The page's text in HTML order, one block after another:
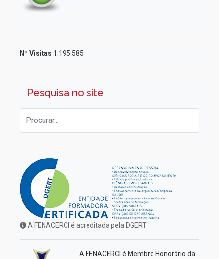
Nº Visitas 1.195.585
Pesquisa no site
A FENACERCI é acreditada pela DGERT
A FENACERCI é Membro Honorário da